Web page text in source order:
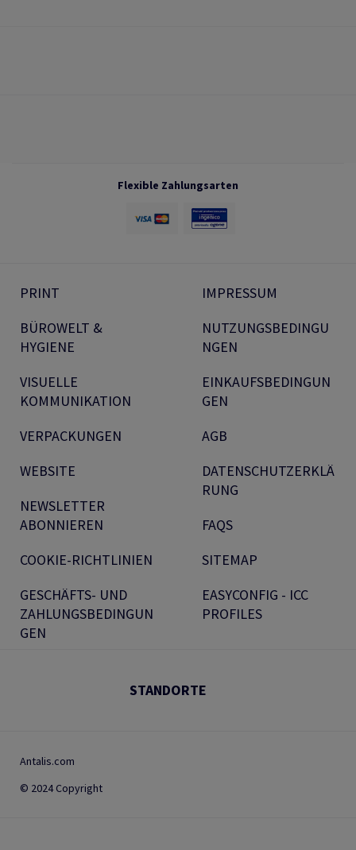
Flexible Zahlungsarten
PRINT
BÜROWELT &
HYGIENE
VISUELLE
KOMMUNIKATION
VERPACKUNGEN
WEBSITE
NEWSLETTER
ABONNIEREN
COOKIE-RICHTLINIEN
GESCHÄFTS- UND
ZAHLUNGSBEDINGUN
GEN
IMPRESSUM
NUTZUNGSBEDINGU
NGEN
EINKAUFSBEDINGUN
GEN
AGB
DATENSCHUTZERKLÄ
RUNG
FAQS
SITEMAP
EASYCONFIG - ICC
PROFILES
STANDORTE
Antalis.com
© 2024 Copyright